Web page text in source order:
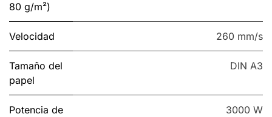
80 g/m²)
Velocidad 260 mm/s
Tamaño del
papel
DIN A3
Potencia de
3000 W